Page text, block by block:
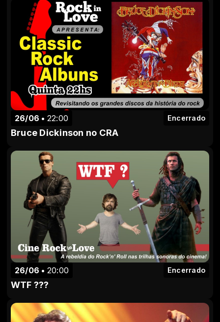
26/06 22:00 Encerrado
Bruce Dickinson no CRA
26/06 20:00 Encerrado
WTF ???